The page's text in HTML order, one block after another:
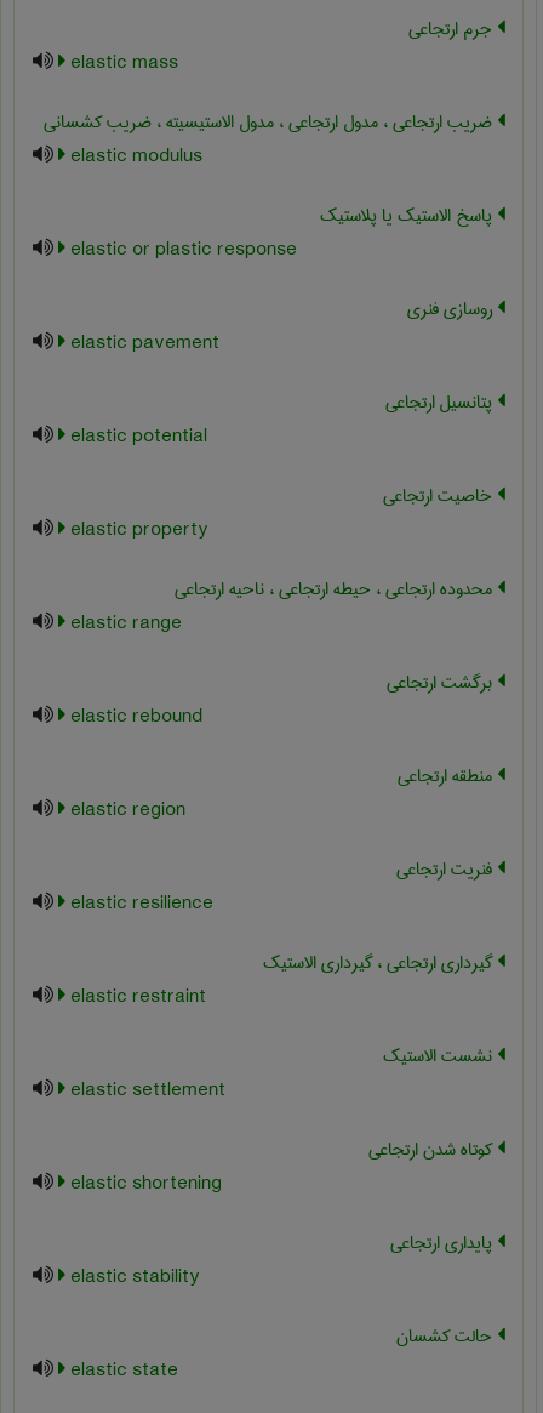
جرم ارتجاعی
elastic mass
ضریب ارتجاعی ، مدول ارتجاعی ، مدول الاستیسیته ، ضریب کشسانی
elastic modulus
پاسخ الاستیک یا پلاستیک
elastic or plastic response
روسازی فنری
elastic pavement
پتانسیل ارتجاعی
elastic potential
خاصیت ارتجاعی
elastic property
محدوده ارتجاعی ، حیطه ارتجاعی ، ناحیه ارتجاعی
elastic range
برگشت ارتجاعی
elastic rebound
منطقه ارتجاعی
elastic region
فنریت ارتجاعی
elastic resilience
گیرداری ارتجاعی ، گیرداری الاستیک
elastic restraint
نشست الاستیک
elastic settlement
کوتاه شدن ارتجاعی
elastic shortening
پایداری ارتجاعی
elastic stability
حالت کشسان
elastic state